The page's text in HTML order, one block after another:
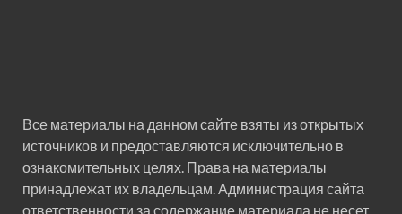
Все материалы на данном сайте взяты из открытых
источников и предоставляются исключительно в
ознакомительных целях. Права на материалы
принадлежат их владельцам. Администрация сайта
ответственности за содержание материала не несет.